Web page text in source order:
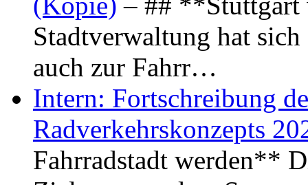
Stadtverwaltung hat
auch zur Fahrr…
Intern: Fortschreibung
Radverkehrskonzepts
Fahrradstadt werden**